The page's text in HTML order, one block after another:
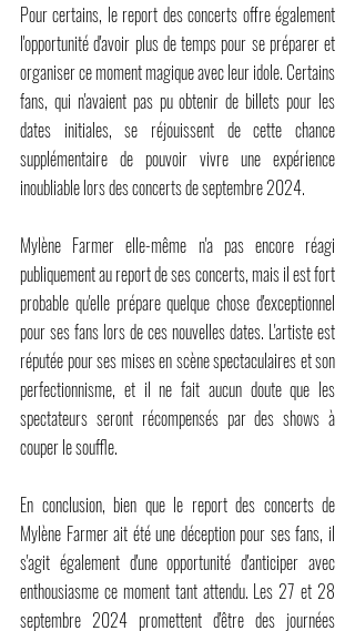
Pour certains, le report des concerts offre également
l'opportunité d'avoir plus de temps pour se préparer et
organiser ce moment magique avec leur idole. Certains
fans, qui n'avaient pas pu obtenir de billets pour les
dates initiales, se réjouissent de cette chance
supplémentaire de pouvoir vivre une expérience
inoubliable lors des concerts de septembre 2024.
Mylène Farmer elle-même n'a pas encore réagi
publiquement au report de ses concerts, mais il est fort
probable qu'elle prépare quelque chose d'exceptionnel
pour ses fans lors de ces nouvelles dates. L'artiste est
réputée pour ses mises en scène spectaculaires et son
perfectionnisme, et il ne fait aucun doute que les
spectateurs seront récompensés par des shows à
couper le souffle.
En conclusion, bien que le report des concerts de
Mylène Farmer ait été une déception pour ses fans, il
s'agit également d'une opportunité d'anticiper avec
enthousiasme ce moment tant attendu. Les 27 et 28
septembre 2024 promettent d'être des journées